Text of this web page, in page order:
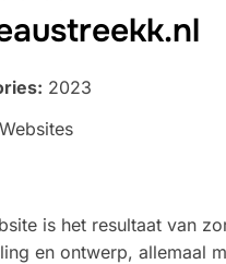
2023
Websites
is het resultaat van
en ontwerp, allemaal